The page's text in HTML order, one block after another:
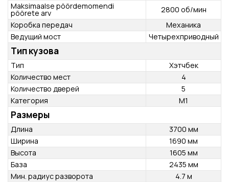
Maksimaalse võimsuse pöörete arv
6000 об/мин
Макс. крутящий момент
107 Нм
Maksimaalse pöördemomendi
pöörete arv 2800 об/мин
Коробка передач
Механика
Ведущий мост
Тип кузова
Тип
Количество мест
Количество дверей
Категория
Размеры
Длина 3700 мм